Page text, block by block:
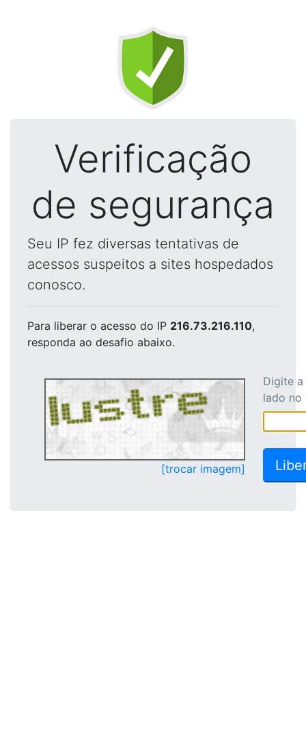
Verificação
de segurança
Seu IP fez diversas tentativas de
acessos suspeitos a sites hospedados
conosco.
Para liberar o acesso do IP 216.73.216.110,
responda ao desafio abaixo.
[trocar imagem]
Digite
lado no